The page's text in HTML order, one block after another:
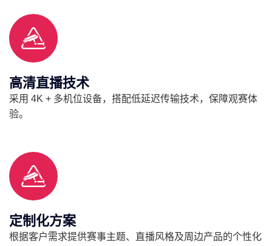
高清直播技术
采用 4K + 多机位设备，搭配低延迟传输技术，保障观赛体
验。
定制化方案
根据客户需求提供赛事主题、直播风格及周边产品的个性化